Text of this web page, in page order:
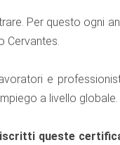
Per questo ogni
Cervantes.
e
a livello globale.
queste